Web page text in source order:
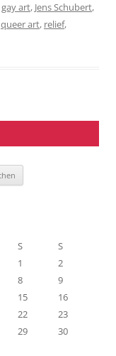
gay art, Jens Schubert,
queer art, relief,
S
S
1
2
8
9
15
16
22
23
29
30